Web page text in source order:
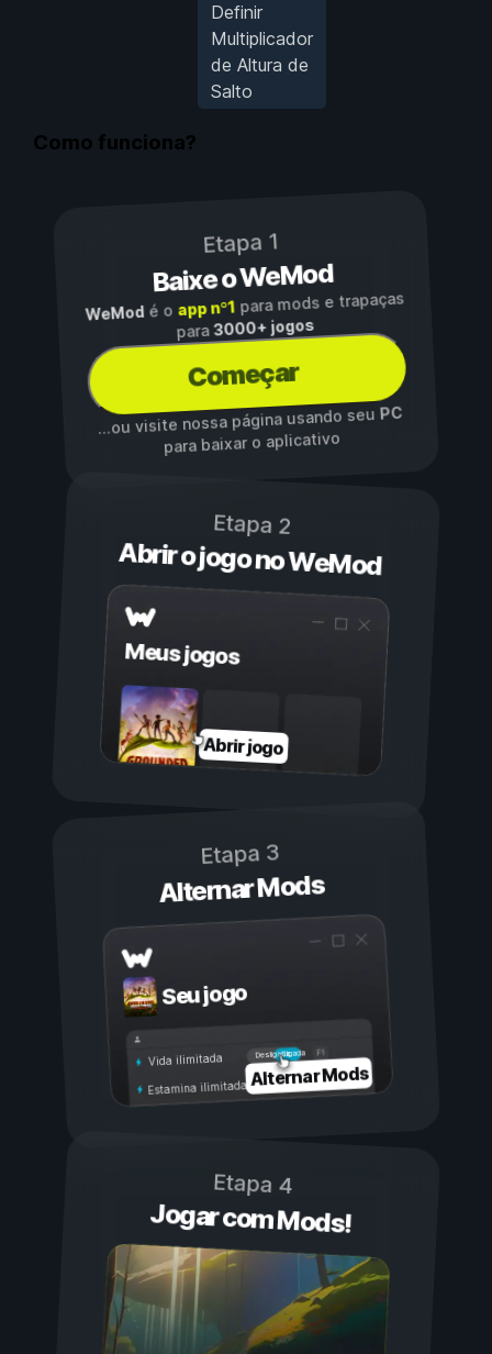
Definir
Multiplicador
de Altura de
Salto
Como funciona?
Etapa 1
Baixe o WeMod
WeModé o app nº1para mods e trapaças
para3000+ jogos
Começar
...ou visite nossa página usando seuPC
para baixar o aplicativo
Etapa 2
Abrir o jogo no WeMod
Meus jogos
Abrir jogo
Etapa 3
Alternar Mods
Seu jogo
Ligada
Desligada
Vida ilimitada
Estamina ilimitadaAlternar Mods
Etapa 4
Jogar com Mods!